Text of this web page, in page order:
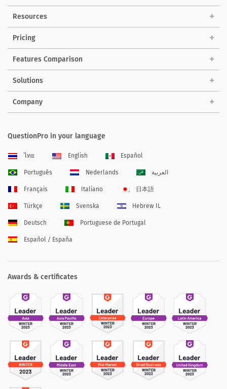
Resources
Pricing
Features Comparison
Solutions
Company
QuestionPro in your language
ไทย English Español
Português Nederlands العربية
Français Italiano 日本語
Türkçe Svenska Hebrew IL
Deutsch Portuguese de Portugal
Español / España
Awards & certificates